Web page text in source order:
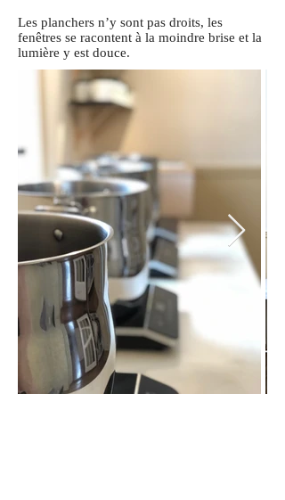
Les planchers n’y sont pas droits, les
fenêtres se racontent à la moindre brise et la
lumière y est douce.